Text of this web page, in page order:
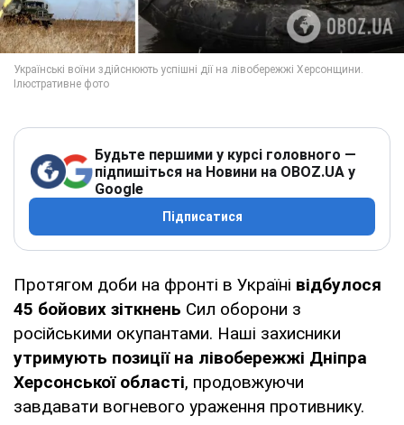
Будьте першими у курсі головного —
підпишіться на Новини на OBOZ.UA у
Google
Підписатися
Протягом доби на фронті в Україні відбулося
45 бойових зіткнень Сил оборони з
російськими окупантами. Наші захисники
утримують позиції на лівобережжі Дніпра
Херсонської області, продовжуючи
завдавати вогневого ураження противнику.